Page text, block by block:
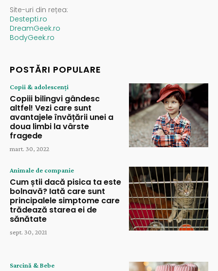
Site-uri din rețea:
Destepti.ro
DreamGeek.ro
BodyGeek.ro
POSTĂRI POPULARE
Copii & adolescenți
Copiii bilingvi gândesc
altfel! Vezi care sunt
avantajele învățării unei a
doua limbi la vârste
fragede
mart. 30, 2022
Animale de companie
Cum știi dacă pisica ta este
bolnavă? Iată care sunt
principalele simptome care
trădează starea ei de
sănătate
sept. 30, 2021
Sarcină & Bebe